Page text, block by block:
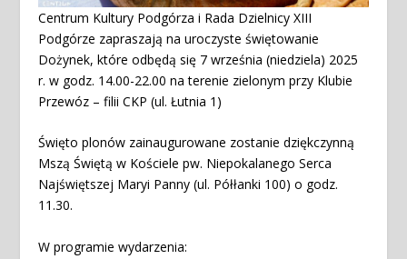
Centrum Kultury Podgórza i Rada Dzielnicy XIII
Podgórze zapraszają na uroczyste świętowanie
Dożynek, które odbędą się 7 września (niedziela) 2025
r. w godz. 14.00-22.00 na terenie zielonym przy Klubie
Przewóz – filii CKP (ul. Łutnia 1)
Święto plonów zainaugurowane zostanie dziękczynną
Mszą Świętą w Kościele pw. Niepokalanego Serca
Najświętszej Maryi Panny (ul. Półłanki 100) o godz.
11.30.
W programie wydarzenia: